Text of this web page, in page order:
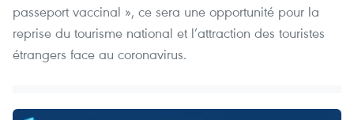
passeport vaccinal », ce sera une opportunité pour la
reprise du tourisme national et l’attraction des touristes
étrangers face au coronavirus.